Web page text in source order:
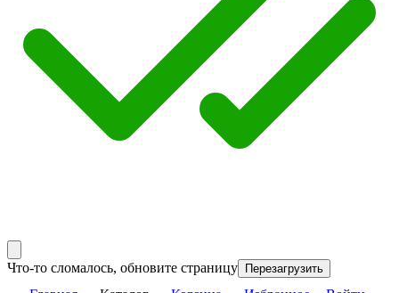
Что-то сломалось, обновите страницу Перезагрузить